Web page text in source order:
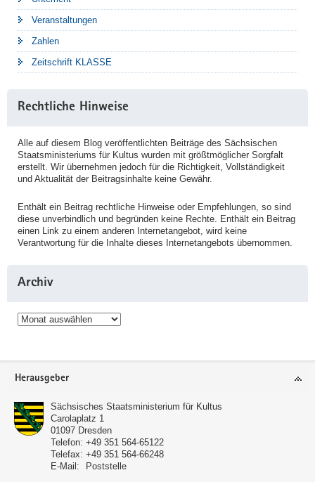
Veranstaltungen
Zahlen
Zeitschrift KLASSE
Rechtliche Hinweise
Alle auf diesem Blog veröffentlichten Beiträge des Sächsischen
Staatsministeriums für Kultus wurden mit größtmöglicher Sorgfalt
erstellt. Wir übernehmen jedoch für die Richtigkeit, Vollständigkeit
und Aktualität der Beitragsinhalte keine Gewähr.
Enthält ein Beitrag rechtliche Hinweise oder Empfehlungen, so sind
diese unverbindlich und begründen keine Rechte. Enthält ein Beitrag
einen Link zu einem anderen Internetangebot, wird keine
Verantwortung für die Inhalte dieses Internetangebots übernommen.
Archiv
Archiv
Service
Herausgeber
Sächsisches Staatsministerium für Kultus
Carolaplatz 1
01097 Dresden
Telefon: +49 351 564-65122
Telefax: +49 351 564-66248
E-Mail:
Poststelle